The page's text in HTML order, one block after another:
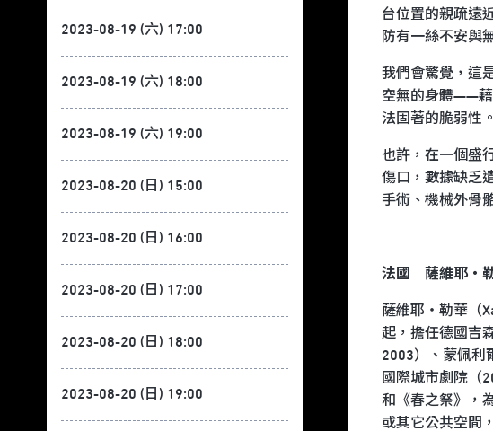
2023-08-19 (六) 17:00
2023-08-19 (六) 18:00
2023-08-19 (六) 19:00
2023-08-20 (日) 15:00
2023-08-20 (日) 16:00
2023-08-20 (日) 17:00
2023-08-20 (日) 18:00
2023-08-20 (日) 19:00
台位置的親疏遠
防有一絲不安與
我們會驚覺，這
空無的身體——藉
法固著的脆弱性。
也許，在一個盛
傷口，數據缺乏
手術、機械外骨
法國｜薩維耶・
薩維耶・勒華（
起，擔任德國吉
2003）、蒙佩利
國際城市劇院（
和《春之祭》，
或其它公共空間